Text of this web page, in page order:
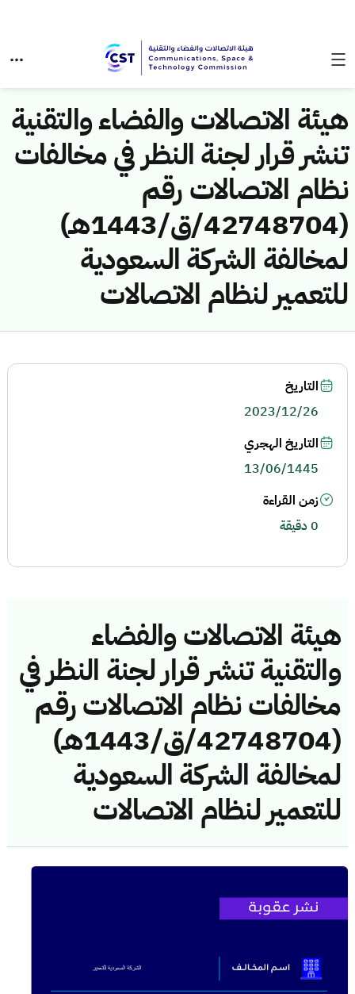
هيئة الاتصالات والفضاء والتقنية
تنشر قرار لجنة النظر في مخالفات
نظام الاتصالات رقم
(42748704/ق/1443هـ)
لمخالفة الشركة السعودية
للتعمير لنظام الاتصالات
هيئة الاتصالات والفضاء
والتقنية تنشر قرار لجنة النظر في
مخالفات نظام الاتصالات رقم
(42748704/ق/1443هـ)
لمخالفة الشركة السعودية
للتعمير لنظام الاتصالات
التاريخ
2023/12/26
التاريخ الهجري
13/06/1445
زمن القراءة
0 دقيقة